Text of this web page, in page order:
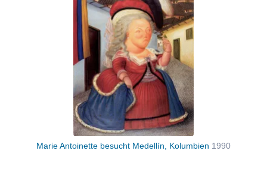
Marie Antoinette besucht Medellín, Kolumbien 1990